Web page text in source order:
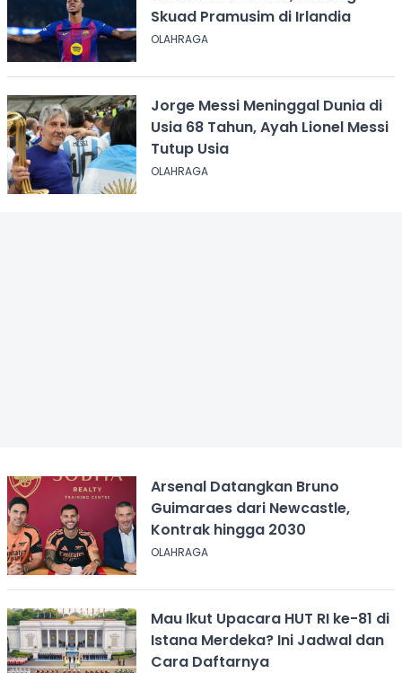
Skuad Pramusim di Irlandia
OLAHRAGA
Jorge Messi Meninggal Dunia di
Usia 68 Tahun, Ayah Lionel Messi
Tutup Usia
OLAHRAGA
Arsenal Datangkan Bruno
Guimaraes dari Newcastle,
Kontrak hingga 2030
OLAHRAGA
Mau Ikut Upacara HUT RI ke-81 di
Istana Merdeka? Ini Jadwal dan
Cara Daftarnya